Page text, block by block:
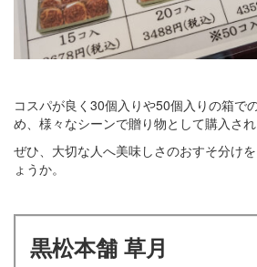
コスパが良く30個入りや50個入りの箱で
め、様々なシーンで贈り物として購入され
ぜひ、大切な人へ美味しさのおすそ分け
ょうか。
黒松本舗 草月